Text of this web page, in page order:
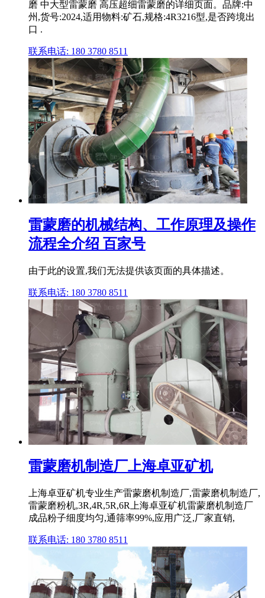
磨 中大型雷蒙磨 高压超细雷蒙磨的详细页面。品牌:中
州,货号:2024,适用物料:矿石,规格:4R3216型,是否跨境出
口 .
联系电话: 180 3780 8511
雷蒙磨的机械结构、工作原理及操作
流程全介绍 百家号
由于此的设置,我们无法提供该页面的具体描述。
联系电话: 180 3780 8511
雷蒙磨机制造厂上海卓亚矿机
上海卓亚矿机专业生产雷蒙磨机制造厂,雷蒙磨机制造厂,
雷蒙磨粉机,3R,4R,5R,6R上海卓亚矿机雷蒙磨机制造厂
成品粉子细度均匀,通筛率99%,应用广泛,厂家直销,
联系电话: 180 3780 8511